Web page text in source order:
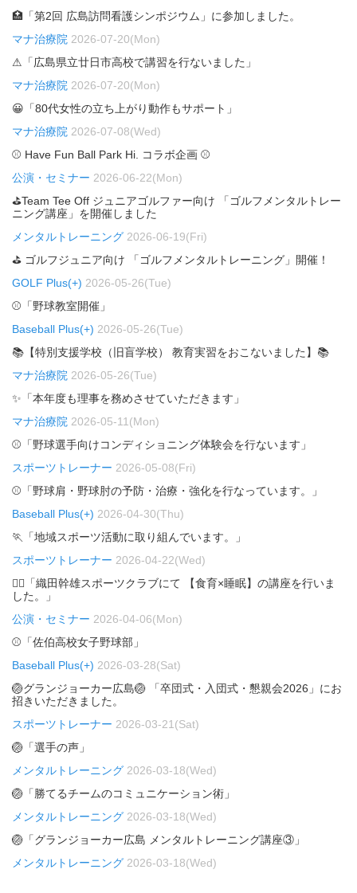
🏥「第2回 広島訪問看護シンポジウム」に参加しました。
マナ治療院 2026-07-20(Mon)
⚠「広島県立廿日市高校で講習を行ないました」
マナ治療院 2026-07-20(Mon)
😀「80代女性の立ち上がり動作もサポート」
マナ治療院 2026-07-08(Wed)
⚾ Have Fun Ball Park Hi. コラボ企画 ⚾
公演・セミナー 2026-06-22(Mon)
⛳Team Tee Off ジュニアゴルファー向け 「ゴルフメンタルトレー
ニング講座」を開催しました
メンタルトレーニング 2026-06-19(Fri)
⛳ ゴルフジュニア向け 「ゴルフメンタルトレーニング」開催！
GOLF Plus(+) 2026-05-26(Tue)
⚾「野球教室開催」
Baseball Plus(+) 2026-05-26(Tue)
📚【特別支援学校（旧盲学校） 教育実習をおこないました】📚
マナ治療院 2026-05-26(Tue)
✨「本年度も理事を務めさせていただきます」
マナ治療院 2026-05-11(Mon)
⚾「野球選手向けコンディショニング体験会を行ないます」
スポーツトレーナー 2026-05-08(Fri)
⚾「野球肩・野球肘の予防・治療・強化を行なっています。」
Baseball Plus(+) 2026-04-30(Thu)
🏃「地域スポーツ活動に取り組んでいます。」
スポーツトレーナー 2026-04-22(Wed)
🏃‍♂️「織田幹雄スポーツクラブにて 【食育×睡眠】の講座を行いま
した。」
公演・セミナー 2026-04-06(Mon)
⚾「佐伯高校女子野球部」
Baseball Plus(+) 2026-03-28(Sat)
🏐グランジョーカー広島🏐 「卒団式・入団式・懇親会2026」にお
招きいただきました。
スポーツトレーナー 2026-03-21(Sat)
🏐「選手の声」
メンタルトレーニング 2026-03-18(Wed)
🏐「勝てるチームのコミュニケーション術」
メンタルトレーニング 2026-03-18(Wed)
🏐「グランジョーカー広島 メンタルトレーニング講座③」
メンタルトレーニング 2026-03-18(Wed)